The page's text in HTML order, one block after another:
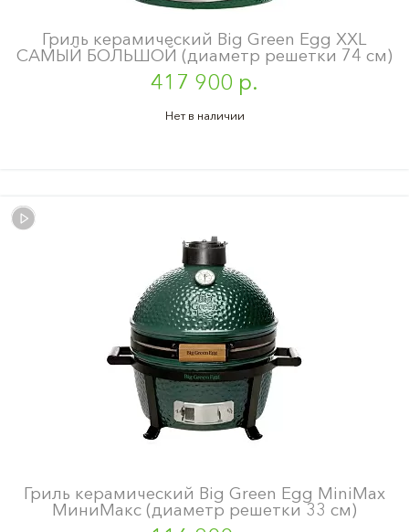
Гриль керамический Big Green Egg XXL
САМЫЙ БОЛЬШОЙ (диаметр решетки 74 см)
417 900 р.
Нет в наличии
Гриль керамический Big Green Egg MiniMax
МиниМакс (диаметр решетки 33 см)